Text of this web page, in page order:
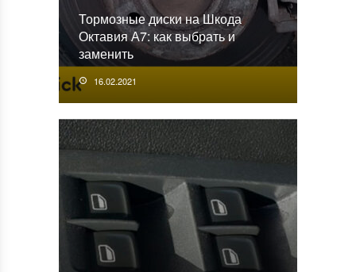
Тормозные диски на Шкода
Октавия А7: как выбрать и
заменить
16.02.2021